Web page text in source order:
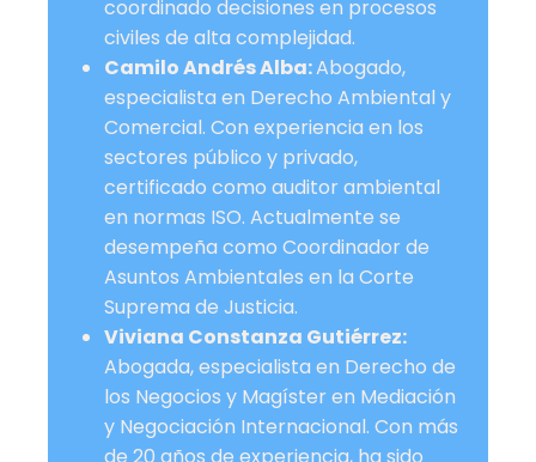
coordinado decisiones en procesos
civiles de alta complejidad.
Camilo Andrés Alba:Abogado,
especialista en Derecho Ambiental y
Comercial. Con experiencia en los
sectores público y privado,
certificado como auditor ambiental
en normas ISO. Actualmente se
desempeña como Coordinador de
Asuntos Ambientales en la Corte
Suprema de Justicia.
Viviana Constanza Gutiérrez:
Abogada, especialista en Derecho de
los Negocios y Magíster en Mediación
y Negociación Internacional. Con más
de 20 años de experiencia, ha sido